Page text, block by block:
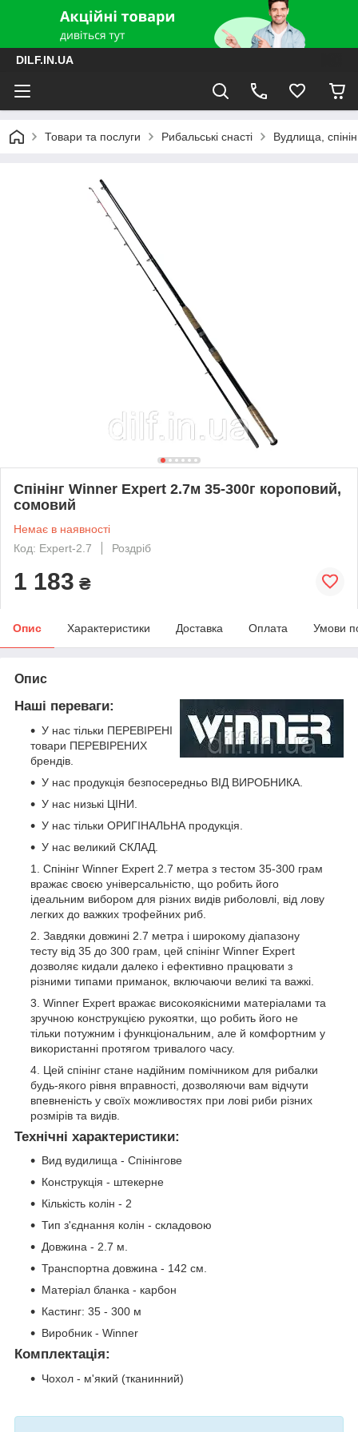
DILF.IN.UA
Товари та послуги Рибальські снасті Вудлища,
Спінінг Winner Expert 2.7м 35-300г короповий,
сомовий
Немає в наявності
Код: Expert-2.7
Роздріб
1 183 ₴
Опис Характеристики Доставка Оплата Умови
Опис
Наші переваги:
У нас тільки ПЕРЕВІРЕНІ
товари ПЕРЕВІРЕНИХ
брендів.
У нас продукція безпосередньо ВІД ВИРОБНИКА.
У нас низькі ЦІНИ.
У нас тільки ОРИГІНАЛЬНА продукція.
У нас великий СКЛАД.
Спінінг Winner Expert 2.7 метра з тестом 35-300 грам
вражає своєю універсальністю, що робить його
ідеальним вибором для різних видів риболовлі, від лову
легких до важких трофейних риб.
Завдяки довжині 2.7 метра і широкому діапазону
тесту від 35 до 300 грам, цей спінінг Winner Expert
дозволяє кидали далеко і ефективно працювати з
різними типами приманок, включаючи великі та важкі.
Winner Expert вражає високоякісними матеріалами та
зручною конструкцією рукоятки, що робить його не
тільки потужним і функціональним, але й комфортним у
використанні протягом тривалого часу.
Цей спінінг стане надійним помічником для рибалки
будь-якого рівня вправності, дозволяючи вам відчути
впевненість у своїх можливостях при лові риби різних
розмірів та видів.
Технічні характеристики:
Вид вудилища - Спінінгове
Конструкція - штекерне
Кількість колін - 2
Тип з'єднання колін - складовою
Довжина - 2.7 м.
Транспортна довжина - 142 см.
Матеріал бланка - карбон
Кастинг: 35 - 300 м
Виробник - Winner
Комплектація:
Чохол - м'який (тканинний)